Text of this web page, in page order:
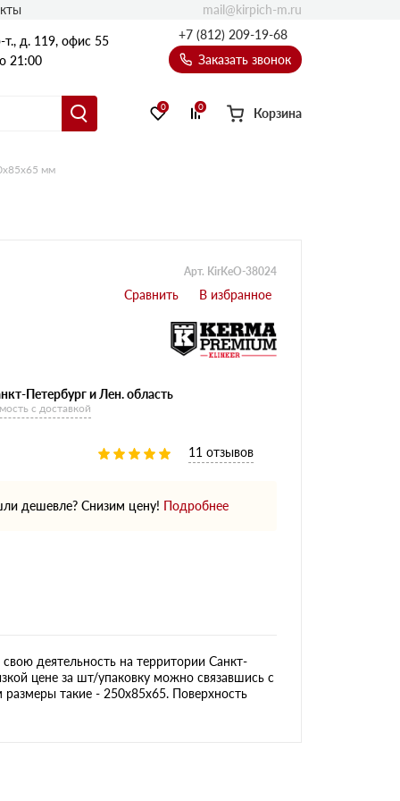
т., д. 119, офис 55
21:00
+7 (812) 209-19-68
Заказать звонок
0 0 Корзина
mail@kirpich-m.ru
мм
Арт. KirKeO-38024
Петербург и Лен. область
с доставкой
11 отзывов
дешевле? Снизим цену! Подробнее
деятельность на территории Санкт-
цене за шт/упаковку можно связавшись с
такие - 250х85х65. Поверхность